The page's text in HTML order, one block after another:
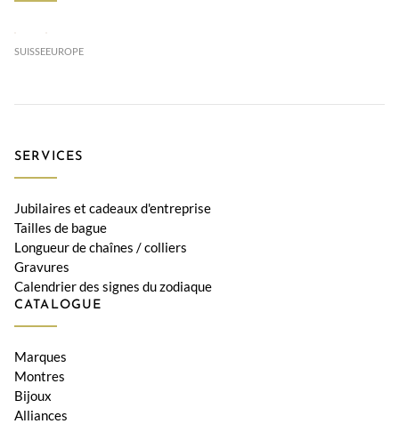
SUISSEEUROPE
SERVICES
Jubilaires et cadeaux d'entreprise
Tailles de bague
Longueur de chaînes / colliers
Gravures
Calendrier des signes du zodiaque
CATALOGUE
Marques
Montres
Bijoux
Alliances